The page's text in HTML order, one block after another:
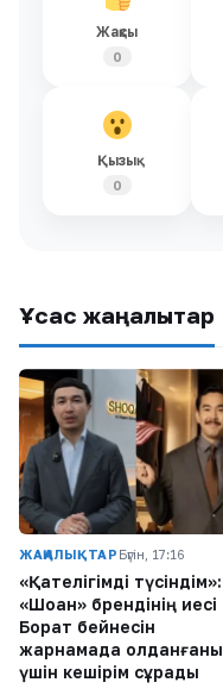
Жақсы
0
Қызық
0
Ұқсас жаңалықтар
ЖАҢАЛЫҚТАР Бүгін, 17:16
«Қателігімді түсіндім»:
«Шоқан» брендінің иесі
Борат бейнесін
жарнамада қолданғаны
үшін кешірім сұрады